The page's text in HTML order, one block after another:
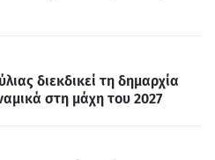
διεκδικεί τη δημαρχία
στη μάχη του 2027